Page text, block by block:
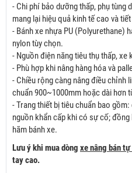
- Chi phí bảo dưỡng thấp, phụ tùng
mang lại hiệu quả kinh tế cao và
- Bánh xe nhựa PU (Polyurethane)
nylon tùy chọn.
- Nguồn điện năng tiêu thụ thấp, xe
- Phù hợp khi nâng hàng hóa và
- Chiều rộng càng nâng điều chỉnh
chuẩn 900~1000mm hoặc dài hơn
- Trang thiết bị tiêu chuẩn bao
nguồn khẩn cấp khi có sự cố;
hãm bánh xe.
Lưu ý khi mua dòng xe nâng bán
tay cao.